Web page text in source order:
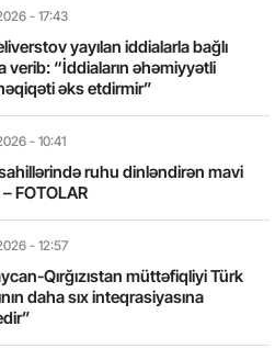
- 17:43
yayılan iddialarla bağlı
verib: “İddiaların əhəmiyyətli
əks etdirmir”
- 10:41
ruhu dinləndirən mavi
FOTOLAR
- 12:57
Qırğızıstan müttəfiqliyi Türk
daha sıx inteqrasiyasına